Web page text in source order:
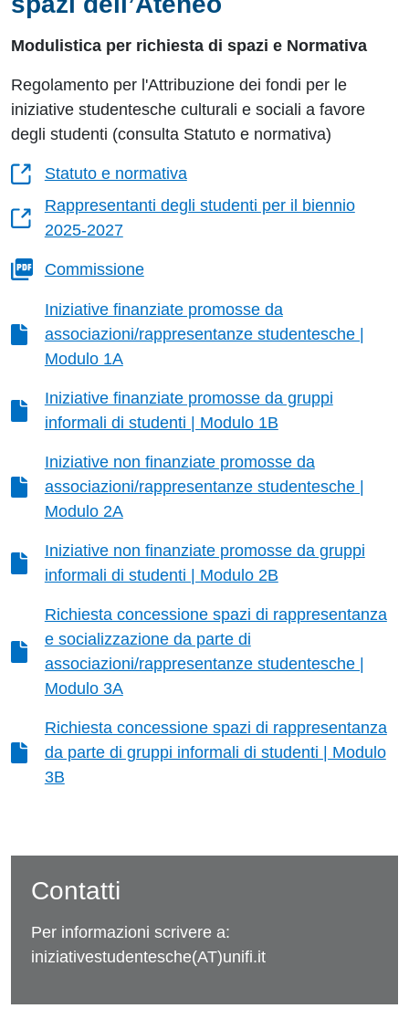
Modulistica per richiesta di spazi e Normativa
Regolamento per l'Attribuzione dei fondi per le
iniziative studentesche culturali e sociali a favore
degli studenti (consulta Statuto e normativa)
Statuto e normativa
Rappresentanti degli studenti per il biennio
2025-2027
Commissione
Iniziative finanziate promosse da
associazioni/rappresentanze studentesche |
Modulo 1A
Iniziative finanziate promosse da gruppi
informali di studenti | Modulo 1B
Iniziative non finanziate promosse da
associazioni/rappresentanze studentesche |
Modulo 2A
Iniziative non finanziate promosse da gruppi
informali di studenti | Modulo 2B
Richiesta concessione spazi di rappresentanza
e socializzazione da parte di
associazioni/rappresentanze studentesche |
Modulo 3A
Richiesta concessione spazi di rappresentanza
da parte di gruppi informali di studenti | Modulo
3B
Contatti
Per informazioni scrivere a:
iniziativestudentesche(AT)unifi.it